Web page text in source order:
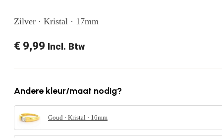
Zilver · Kristal · 17mm
€ 9,99 Incl. Btw
Andere kleur/maat nodig?
Goud · Kristal · 16mm